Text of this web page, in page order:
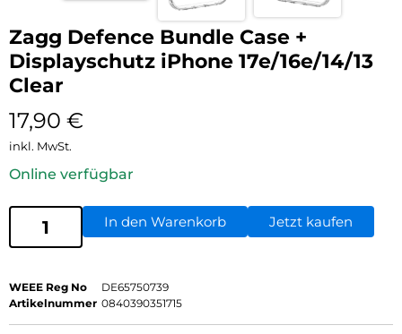
Zagg Defence Bundle Case +
Displayschutz iPhone 17e/16e/14/13
Clear
17,90 €
inkl. MwSt.
Online verfügbar
In den Warenkorb Jetzt kaufen
WEEE Reg No
DE65750739
Artikelnummer 0840390351715